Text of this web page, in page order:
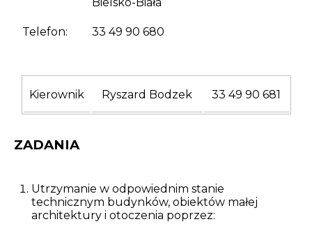
Opłaty i rozliczenia
Remonty budynków
Zamówienia publiczne
Nowości
Telefon: 33 49 90 680
Kierownik Ryszard Bodzek 33 49 90 681
ZADANIA
Utrzymanie w odpowiednim stanie
technicznym budynków, obiektów małej
architektury i otoczenia poprzez: